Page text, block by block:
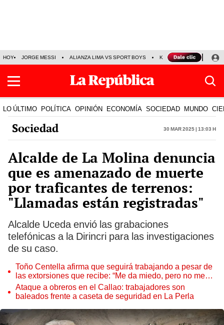
HOY JORGE MESSI ALIANZA LIMA VS SPORT BOYS KENJI FUJIMORI
LO ÚLTIMO POLÍTICA OPINIÓN ECONOMÍA SOCIEDAD MUNDO
Sociedad 30 Mar 2025 | 13:03 h
Alcalde de La Molina denuncia
que es amenazado de muerte
por traficantes de terrenos:
"Llamadas están registradas"
Alcalde Uceda envió las grabaciones
telefónicas a la Dirincri para las investigaciones
de su caso.
Toño Centella afirma que seguirá trabajando a pesar de
las extorsiones que recibe: “Me da miedo, pero no me
amilana”
Ataque a obreros en el Callao: trabajadores son
baleados frente a caseta de seguridad en La Perla